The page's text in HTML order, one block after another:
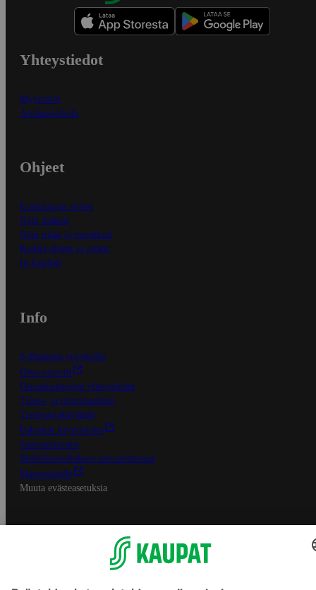
Yhteystiedot
Myymälät
Asiakaspalvelu
Ohjeet
Ensitilaajan ohjeet
Näin maksat
Näin tilaat ja muokkaat
Kaikki ohjeet ja vinkit
In English
Info
S-Business yrityksille
Oiva-raportit
Osuuskauppojen yhteystiedot
Tilaus- ja toimitusehdot
Tietosuojakäytäntö
Palvelun käyttöehdot
Saavutettavuus
Mobiilisovelluksen saavutettavuus
Mainostajalle
Muuta evästeasetuksia
S-ryhmän palvelut